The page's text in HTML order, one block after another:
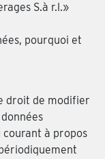
S.à r.l.»
pourquoi et
droit de modifier
courant à propos